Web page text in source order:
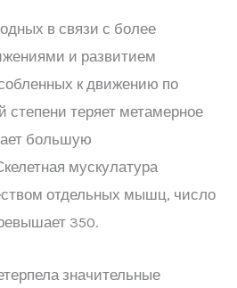
в связи с более
и развитием
к движению по
степени теряет метамерное
большую
мускулатура
отдельных мышц, число
350.
значительные